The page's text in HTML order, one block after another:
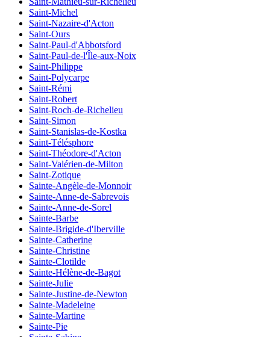
Saint-Michel
Saint-Nazaire-d'Acton
Saint-Ours
Saint-Paul-d'Abbotsford
Saint-Paul-de-l'Île-aux-Noix
Saint-Philippe
Saint-Polycarpe
Saint-Rémi
Saint-Robert
Saint-Roch-de-Richelieu
Saint-Simon
Saint-Stanislas-de-Kostka
Saint-Télésphore
Saint-Théodore-d'Acton
Saint-Valérien-de-Milton
Saint-Zotique
Sainte-Angèle-de-Monnoir
Sainte-Anne-de-Sabrevois
Sainte-Anne-de-Sorel
Sainte-Barbe
Sainte-Brigide-d'Iberville
Sainte-Catherine
Sainte-Christine
Sainte-Clotilde
Sainte-Hélène-de-Bagot
Sainte-Julie
Sainte-Justine-de-Newton
Sainte-Madeleine
Sainte-Martine
Sainte-Pie